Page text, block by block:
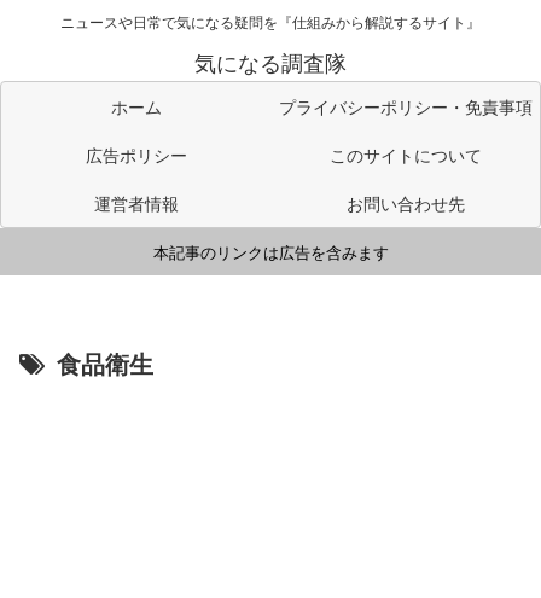
ニュースや日常で気になる疑問を『仕組みから解説するサイト』
気になる調査隊
ホーム
プライバシーポリシー・免責事項
広告ポリシー
このサイトについて
運営者情報
お問い合わせ先
本記事のリンクは広告を含みます
食品衛生